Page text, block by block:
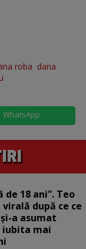
roba dana
WhatsApp
de 18 ani”. Teo
după ce ce
a asumat
iubita mai